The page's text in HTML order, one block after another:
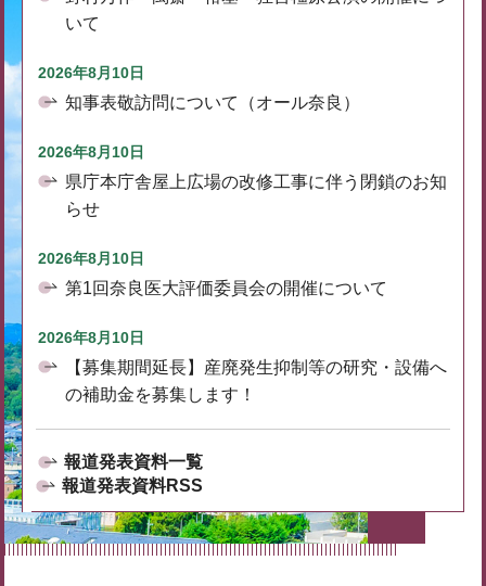
いて
2026年8月10日
知事表敬訪問について（オール奈良）
2026年8月10日
県庁本庁舎屋上広場の改修工事に伴う閉鎖のお知
らせ
2026年8月10日
第1回奈良医大評価委員会の開催について
2026年8月10日
【募集期間延長】産廃発生抑制等の研究・設備へ
の補助金を募集します！
報道発表資料一覧
報道発表資料RSS